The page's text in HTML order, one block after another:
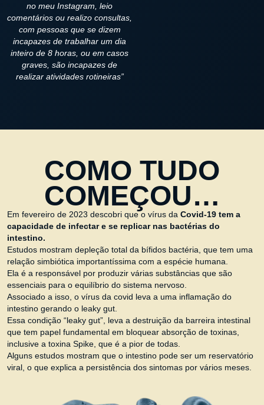
no meu Instagram, leio
comentários ou realizo consultas,
com pessoas que se dizem
incapazes de trabalhar um dia
inteiro de 8 horas, ou em casos
graves, são incapazes de
realizar atividades rotineiras”
COMO TUDO
COMEÇOU…
Em fevereiro de 2023 descobri que o vírus da Covid-19 tem a
capacidade de infectar e se replicar nas bactérias do
intestino.
Estudos mostram depleção total da bífidos bactéria, que tem uma
relação simbiótica importantíssima com a espécie humana.
Ela é a responsável por produzir várias substâncias que são
essenciais para o equilíbrio do sistema nervoso.
Associado a isso, o vírus da covid leva a uma inflamação do
intestino gerando o leaky gut.
Essa condição “leaky gut”, leva a destruição da barreira intestinal
que tem papel fundamental em bloquear absorção de toxinas,
inclusive a toxina Spike, que é a pior de todas.
Alguns estudos mostram que o intestino pode ser um reservatório
viral, o que explica a persistência dos sintomas por vários meses.